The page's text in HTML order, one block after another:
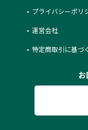
プライバシーポリ
運営会社
特定商取引に基づ